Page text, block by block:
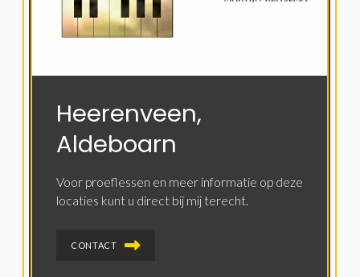
Heerenveen,
Aldeboarn
Voor proeflessen en meer informatie op deze
locaties kunt u direct bij mij terecht.
CONTACT